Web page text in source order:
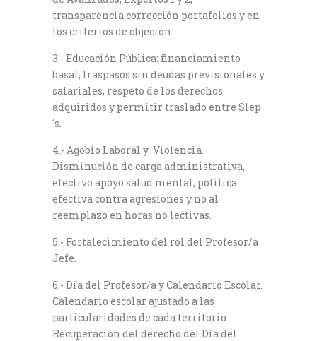
transparencia corrección portafolios y en
los criterios de objeción.
3.- Educación Pública: financiamiento
basal, traspasos sin deudas previsionales y
salariales, respeto de los derechos
adquiridos y permitir traslado entre Slep
´s.
4.- Agobio Laboral y Violencia.
Disminución de carga administrativa,
efectivo apoyo salud mental, política
efectiva contra agresiones y no al
reemplazo en horas no lectivas.
5.- Fortalecimiento del rol del Profesor/a
Jefe.
6.- Día del Profesor/a y Calendario Escolar.
Calendario escolar ajustado a las
particularidades de cada territorio.
Recuperación del derecho del Día del